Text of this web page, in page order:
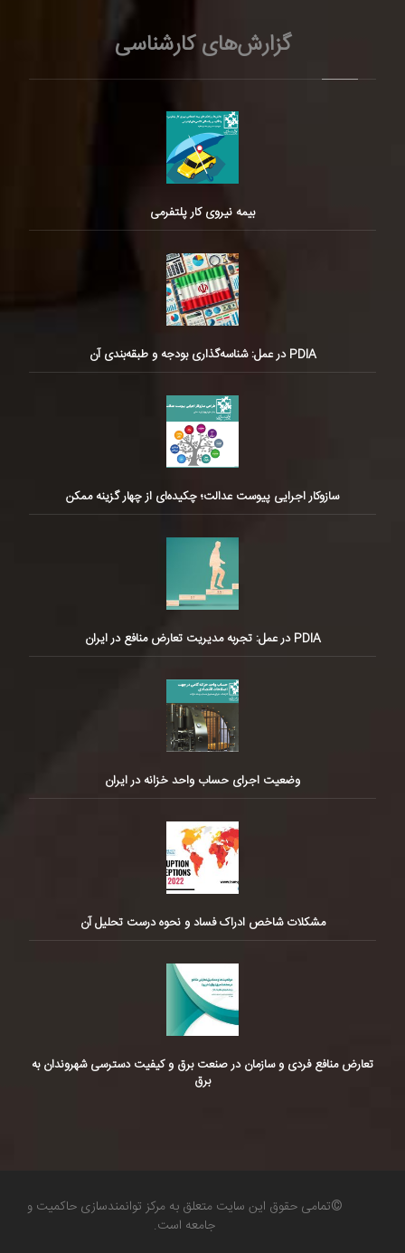
گزارش‌های کارشناسی
بیمه نیروی کار پلتفرمی
PDIA در عمل: شناسه‌گذاری بودجه و طبقه‌بندی آن
سازوکار اجرایی پیوست عدالت؛ چکیده‌ای از چهار گزینه ممکن
PDIA در عمل: تجربه مدیریت تعارض منافع در ایران
وضعیت اجرای حساب واحد خزانه در ایران
مشکلات شاخص ادراک فساد و نحوه درست تحلیل آن
تعارض منافع فردی و سازمان در صنعت برق و کیفیت دسترسی شهروندان به
برق
©تمامی حقوق این سایت متعلق به مرکز توانمندسازی حاکمیت و
جامعه است.